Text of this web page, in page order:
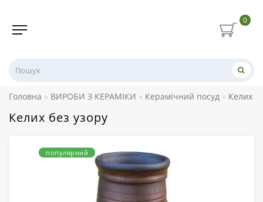
0
Головна ВИРОБИ З КЕРАМІКИ Керамічний посуд Келих
Келих без узору
популярний